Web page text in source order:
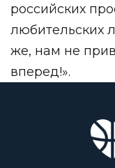
российских
любительских
же, нам не
вперед!».